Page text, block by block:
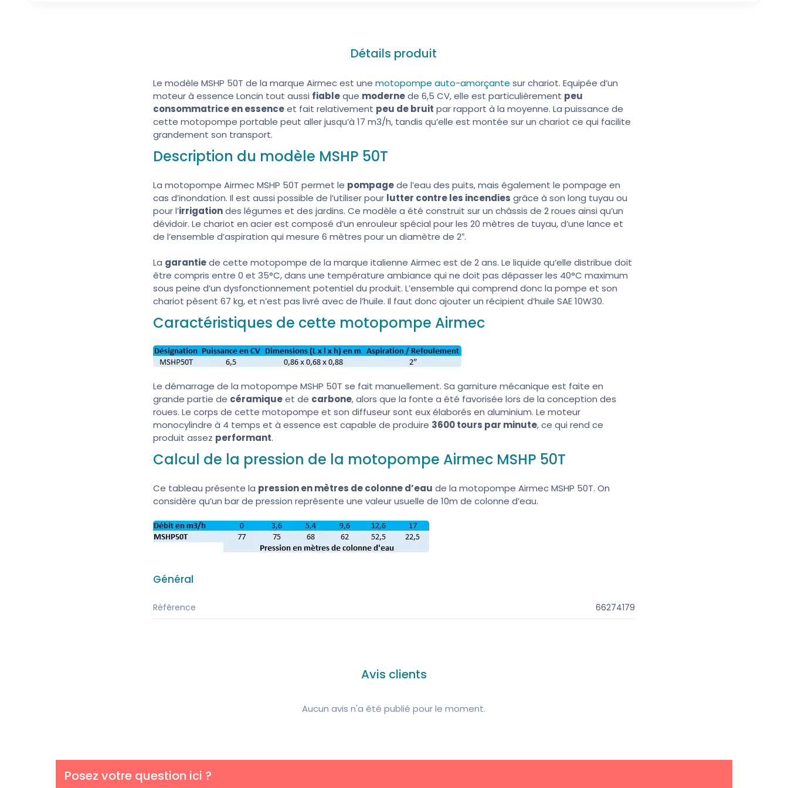
Détails produit
Le modèle MSHP 50T de la marque Airmec est unemotopompe auto-amorçante sur chariot. Equipée d’un
moteur à essence Loncin tout aussi fiableque modernede 6,5 CV, elle est particulièrement peu
consommatrice en essenceet fait relativement peu de bruit par rapport à la moyenne. La puissance de
cette motopompe portable peut aller jusqu’à 17 m3/h, tandis qu’elle est montée sur un chariot ce qui facilite
grandement son transport.
Description du modèle MSHP 50T
La motopompe Airmec MSHP 50T permet le pompagede l’eau des puits, mais également le pompage en
cas d’inondation. Il est aussi possible de l’utiliser pour lutter contre les incendies grâce à son long tuyau ou
pour l’irrigationdes légumes et des jardins. Ce modèle a été construit sur un châssis de 2 roues ainsi qu’un
dévidoir. Le chariot en acier est composé d’un enrouleur spécial pour les 20 mètres de tuyau, d’une lance et
de l’ensemble d’aspiration qui mesure 6 mètres pour un diamètre de 2″.
La garantiede cette motopompe de la marque italienne Airmec est de 2 ans. Le liquide qu’elle distribue doit
être compris entre 0 et 35°C, dans une température ambiance qui ne doit pas dépasser les 40°C maximum
sous peine d’un dysfonctionnement potentiel du produit. L’ensemble qui comprend donc la pompe et son
chariot pèsent 67 kg, et n’est pas livré avec de l’huile. Il faut donc ajouter un récipient d’huile SAE 10W30.
Caractéristiques de cette motopompe Airmec
Le démarrage de la motopompe MSHP 50T se fait manuellement. Sa garniture mécanique est faite en
grande partie de céramiqueet de carbone, alors que la fonte a été favorisée lors de la conception des
roues. Le corps de cette motopompe et son diffuseur sont eux élaborés en aluminium. Le moteur
monocylindre à 4 temps et à essence est capable de produire 3600 tours par minute, ce qui rend ce
produit assez performant.
Calcul de la pression de la motopompe Airmec MSHP 50T
Ce tableau présente la pression en mètres de colonne d’eau de la motopompe Airmec MSHP 50T. On
considère qu’un bar de pression représente une valeur usuelle de 10m de colonne d’eau.
Général
Référence 66274179
Posez votre question ici ?
Avis clients
Aucun avis n'a été publié pour le moment.